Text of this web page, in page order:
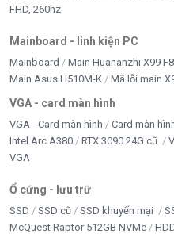
FHD, 260hz
Mainboard - linh kiện PC
Mainboard Main Huananzhi X99
Main Asus H510M-K
Mã lỗi main
VGA - card màn hình
VGA - Card màn hình Card màn
Intel Arc A380
RTX 3090 24G cũ
VGA
Ổ cứng - lưu trữ
SSD SSD cũ SSD khuyến mại
McQuest Raptor 512GB NVMe